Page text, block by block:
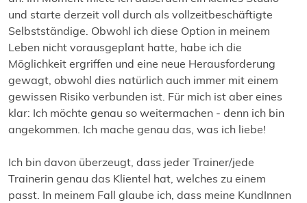
und starte derzeit voll durch als vollzeitbeschäftigte
Selbstständige. Obwohl ich diese Option in meinem
Leben nicht vorausgeplant hatte, habe ich die
Möglichkeit ergriffen und eine neue Herausforderung
gewagt, obwohl dies natürlich auch immer mit einem
gewissen Risiko verbunden ist. Für mich ist aber eines
klar: Ich möchte genau so weitermachen - denn ich bin
angekommen. Ich mache genau das, was ich liebe!
Ich bin davon überzeugt, dass jeder Trainer/jede
Trainerin genau das Klientel hat, welches zu einem
passt. In meinem Fall glaube ich, dass meine KundInnen